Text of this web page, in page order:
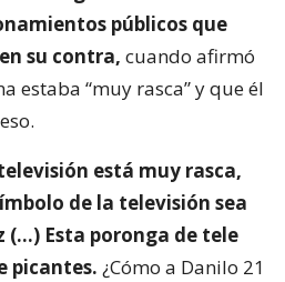
públicos que
su contra, cuando afirmó
estaba “muy rasca” y que él
está muy rasca,
de la televisión sea
(…) Esta poronga de tele
picantes. ¿Cómo a Danilo 21